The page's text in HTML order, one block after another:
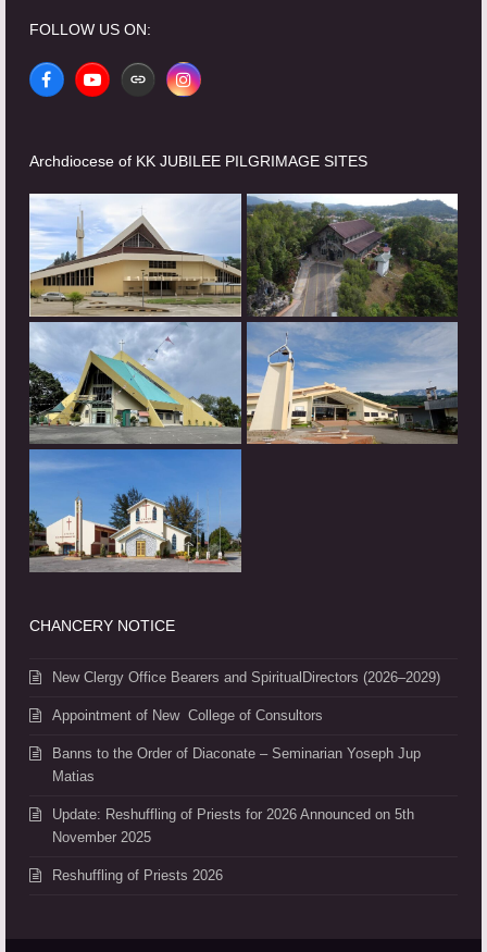
FOLLOW US ON:
FacebookYouTubeWebsiteInstagram
Archdiocese of KK JUBILEE PILGRIMAGE SITES
CHANCERY NOTICE
New Clergy Office Bearers and SpiritualDirectors (2026–2029)
Appointment of New College of Consultors
Banns to the Order of Diaconate – Seminarian Yoseph Jup
Matias
Update: Reshuffling of Priests for 2026 Announced on 5th
November 2025
Reshuffling of Priests 2026